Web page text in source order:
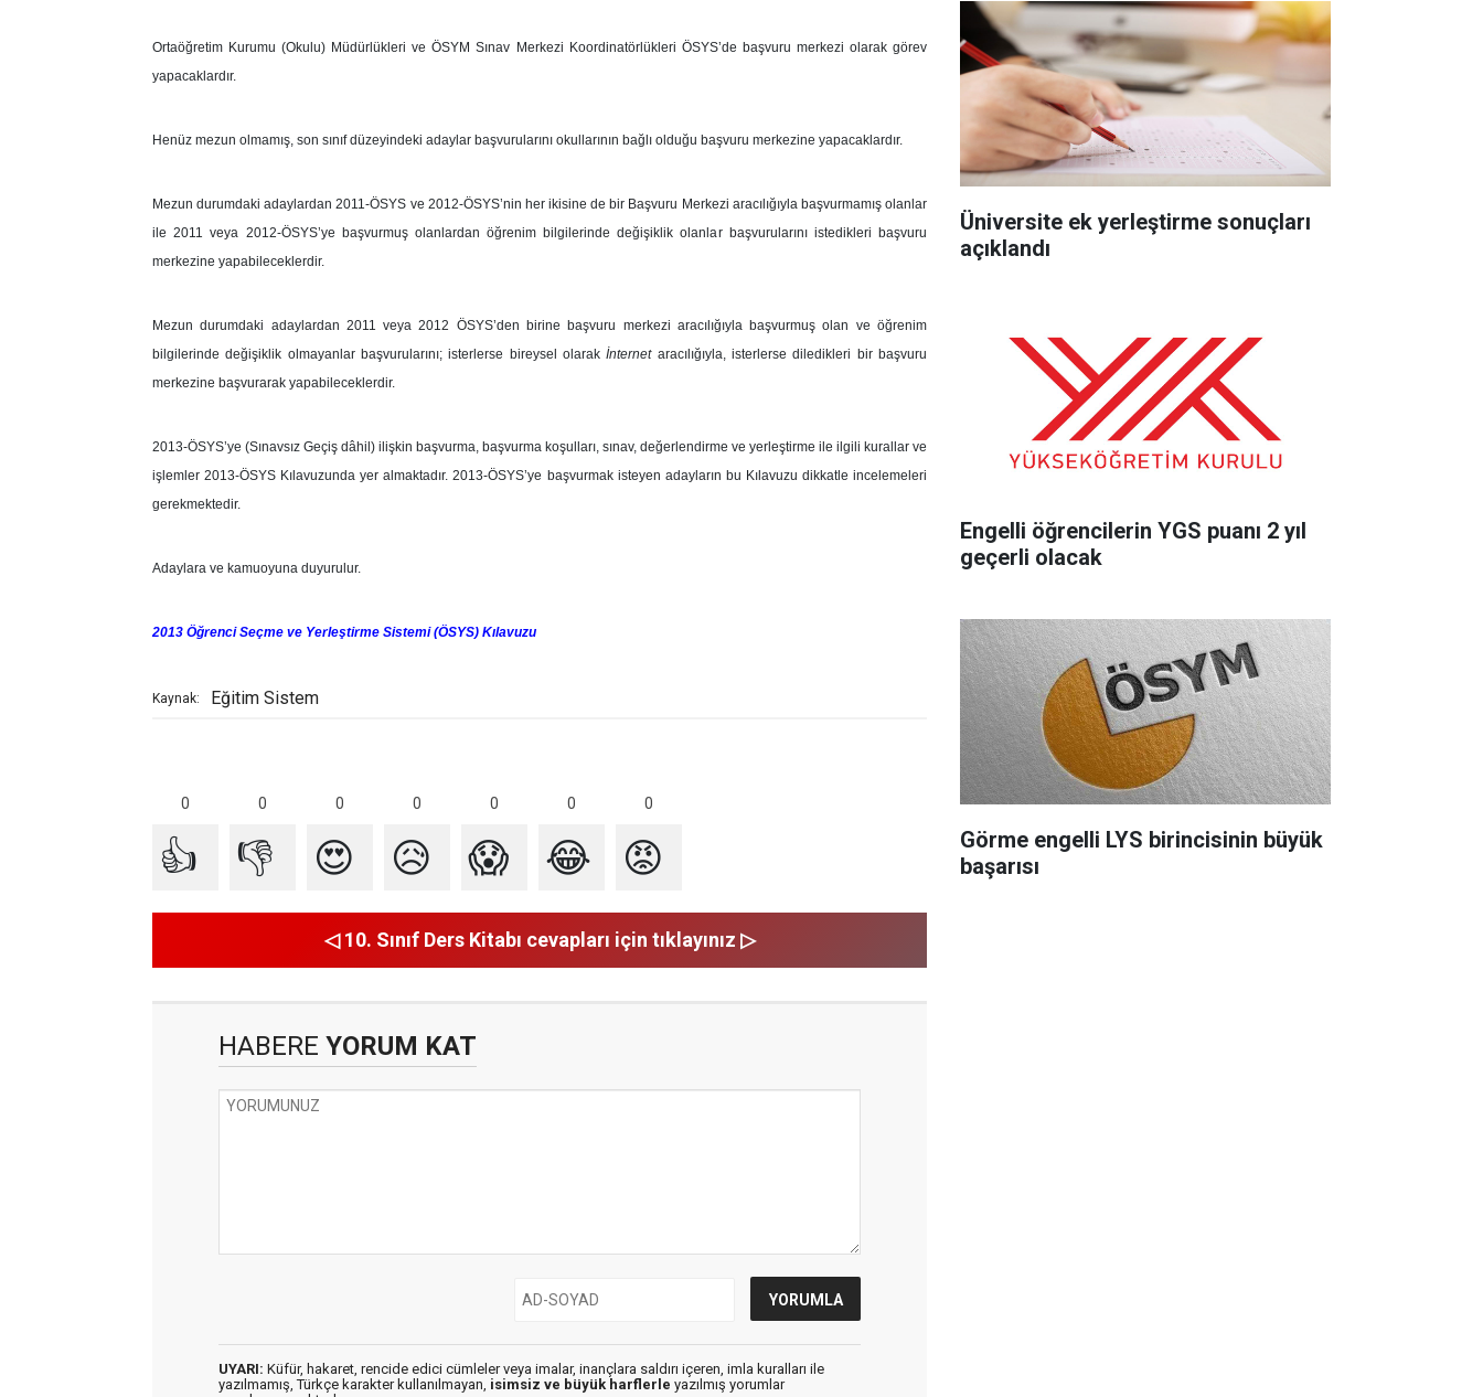
Ortaöğretim Kurumu (Okulu) Müdürlükleri ve ÖSYM Sınav Merkezi Koordinatörlükleri ÖSYS’de başvuru merkezi olarak görev
yapacaklardır.
Henüz mezun olmamış, son sınıf düzeyindeki adaylar başvurularını okullarının bağlı olduğu başvuru merkezine yapacaklardır.
Mezun durumdaki adaylardan 2011-ÖSYS ve 2012-ÖSYS’nin her ikisine de bir Başvuru Merkezi aracılığıyla başvurmamış olanlar
ile 2011 veya 2012-ÖSYS’ye başvurmuş olanlardan öğrenim bilgilerinde değişiklik olanlar başvurularını istedikleri başvuru
merkezine yapabileceklerdir.
Mezun durumdaki adaylardan 2011 veya 2012 ÖSYS’den birine başvuru merkezi aracılığıyla başvurmuş olan ve öğrenim
bilgilerinde değişiklik olmayanlar başvurularını; isterlerse bireysel olarakİnternetaracılığıyla, isterlerse diledikleri bir başvuru
merkezine başvurarak yapabileceklerdir.
2013-ÖSYS’ye (Sınavsız Geçiş dâhil) ilişkin başvurma, başvurma koşulları, sınav, değerlendirme ve yerleştirme ile ilgili kurallar ve
işlemler 2013-ÖSYS Kılavuzunda yer almaktadır. 2013-ÖSYS’ye başvurmak isteyen adayların bu Kılavuzu dikkatle incelemeleri
gerekmektedir.
Adaylara ve kamuoyuna duyurulur.
2013 Öğrenci Seçme ve Yerleştirme Sistemi (ÖSYS) Kılavuzu
Kaynak: Eğitim Sistem
0 0 0 0 0 0 0
👍 👎 😍 😥 😱 😂 😡
◁ 10. Sınıf Ders Kitabı cevapları için tıklayınız ▷
HABERE YORUM KAT
UYARI: Küfür, hakaret, rencide edici cümleler veya imalar, inançlara saldırı içeren, imla kuralları ile
yazılmamış, Türkçe karakter kullanılmayan, isimsiz ve büyük harflerle yazılmış yorumlar
Üniversite ek yerleştirme sonuçları
açıklandı
Engelli öğrencilerin YGS puanı 2 yıl
geçerli olacak
Görme engelli LYS birincisinin büyük
başarısı